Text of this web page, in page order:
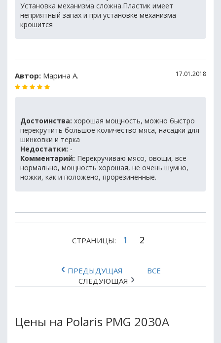
Установка механизма сложна.Пластик имеет
неприятный запах и при установке механизма
крошится
Автор: Марина А. 17.01.2018
Достоинства: хорошая мощность, можно быстро
перекрутить большое количество мяса, насадки для
шинковки и терка
Недостатки: -
Комментарий: Перекручиваю мясо, овощи, все
нормально, мощность хорошая, не очень шумно,
ножки, как и положено, прорезиненные.
СТРАНИЦЫ: 1 2
ПРЕДЫДУЩАЯ
ВСЕ
СЛЕДУЮЩАЯ
Цены на Polaris PMG 2030A